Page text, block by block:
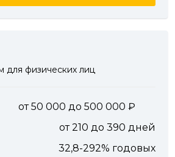
для физических лиц
от 50 000 до 500 000
от 210 до 390 дней
32,8-292% годовых